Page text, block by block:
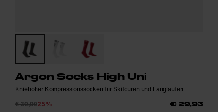
Argon Socks High Uni
Kniehoher Kompressionssocken für Skitouren und Langlaufen
€ 39,9025% € 29,93